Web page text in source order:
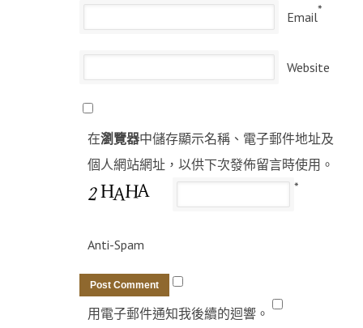
Email*
Website
在瀏覽器中儲存顯示名稱、電子郵件地址及
個人網站網址，以供下次發佈留言時使用。
Anti-Spam
*
用電子郵件通知我後續的迴響。